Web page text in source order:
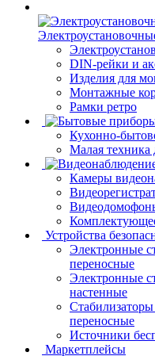
DIN-рейки и
Изделия для
Монтажные
Рамки ретро
Кухонно-
Малая техника
Камеры
Устройства
Электронные
переносные
Электронные
настенные
переносные
Источники
Маркетплейсы